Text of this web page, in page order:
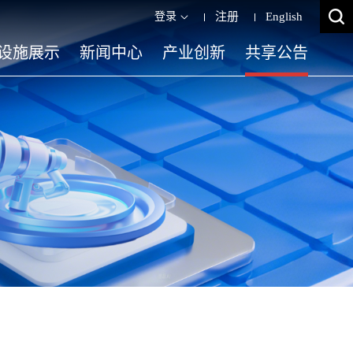
登录 注册 English
施展示 新闻中心 产业创新 共享公告